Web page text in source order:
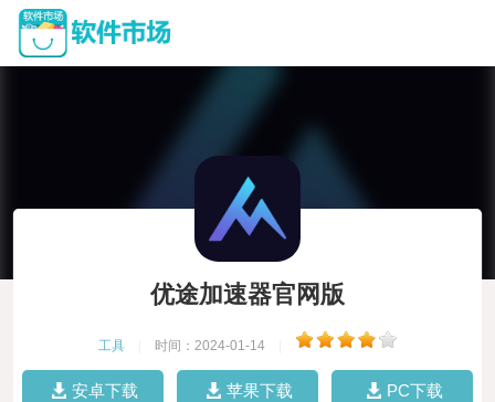
优途加速器官网版
工具 时间：2024-01-14
安卓下载 苹果下载 PC下载